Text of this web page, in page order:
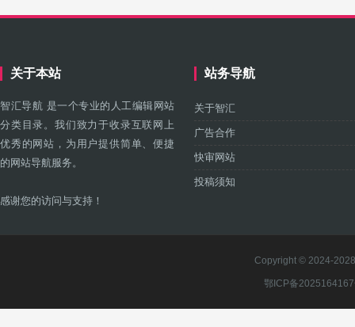
关于本站
智汇导航 是一个专业的人工编辑网站
分类目录。我们致力于收录互联网上
优秀的网站，为用户提供简单、便捷
的网站导航服务。
感谢您的访问与支持！
站务导航
关于智汇
广告合作
快审网站
投稿须知
Copyright © 2024-
鄂ICP备